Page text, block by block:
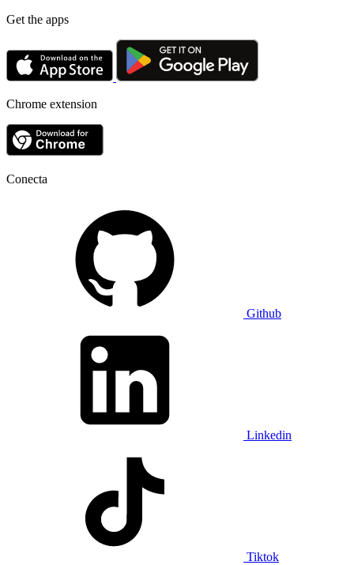
Get the apps
Chrome extension
Conecta
Github
Linkedin
Tiktok